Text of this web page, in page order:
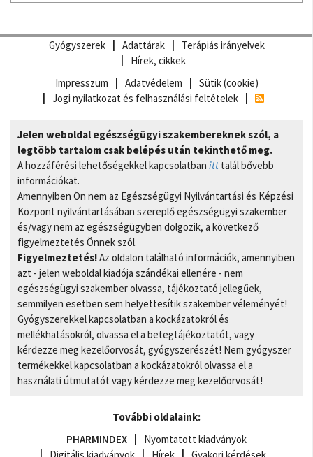
Gyógyszerek Adattárak
Terápiás irányelvek
Hírek, cikkek
Impresszum
Adatvédelem
Sütik (cookie)
Jogi nyilatkozat és felhasználási feltételek
Jelen weboldal egészségügyi szakembereknek szól, a
legtöbb tartalom csak belépés után tekinthető meg.
A hozzáférési lehetőségekkel kapcsolatban itt talál bővebb
információkat.
Amennyiben Ön nem az Egészségügyi Nyilvántartási és Képzési
Központ nyilvántartásában szereplő egészségügyi szakember
és/vagy nem az egészségügyben dolgozik, a következő
figyelmeztetés Önnek szól.
Figyelmeztetés!Az oldalon található információk, amennyiben
azt - jelen weboldal kiadója szándékai ellenére - nem
egészségügyi szakember olvassa, tájékoztató jellegűek,
semmilyen esetben sem helyettesítik szakember véleményét!
Gyógyszerekkel kapcsolatban a kockázatokról és
mellékhatásokról, olvassa el a betegtájékoztatót, vagy
kérdezze meg kezelőorvosát, gyógyszerészét! Nem gyógyszer
termékekkel kapcsolatban a kockázatokról olvassa el a
használati útmutatót vagy kérdezze meg kezelőorvosát!
További oldalaink:
PHARMINDEX
Nyomtatott kiadványok